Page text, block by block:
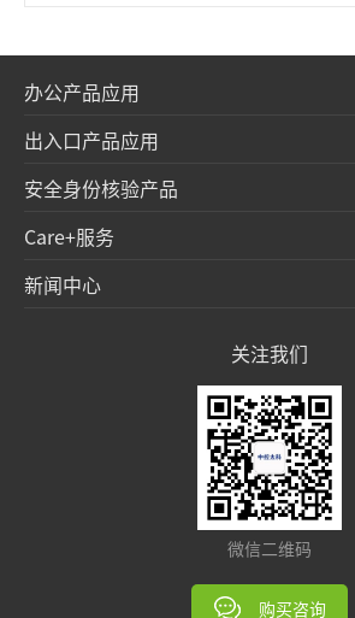
办公产品应用
出入口产品应用
安全身份核验产品
Care+服务
新闻中心
关注我们
微信二维码
购买咨询